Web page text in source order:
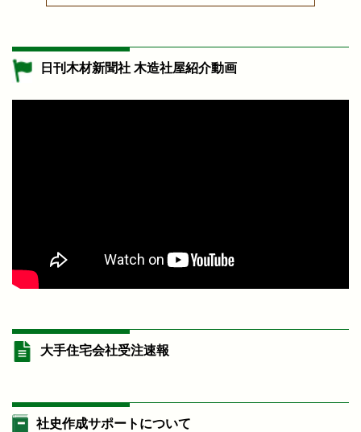
日刊木材新聞社 木造社屋紹介動画
大手住宅会社受注速報
社史作成サポートについて